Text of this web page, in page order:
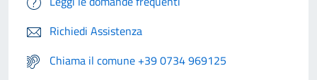
Richiedi Assistenza
Chiama il comune +39 0734 969125